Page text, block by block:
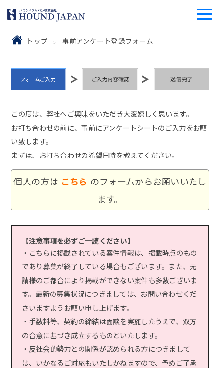
トップ 事前アンケート登録フォーム
この度は、弊社へご興味をいただき大変嬉しく思います。
お打ち合わせの前に、事前にアンケートシートのご入力をお願
い致します。
まずは、お打ち合わせの希望日時を教えてください。
個人の方は こちら のフォームからお願いいたし
ます。
【注意事項を必ずご一読ください】
・こちらに掲載されている案件情報は、掲載時点のもの
であり募集が終了している場合もございます。また、元
請様のご都合により掲載ができない案件も多数ございま
す。最新の募集状況につきましては、お問い合わせくだ
さいますようお願い申し上げます。
・手数料等、契約の締結は面談を実施したうえで、双方
の合意に基づき成立するものといたします。
・反社会的勢力との関係が認められる方につきまして
は、いかなるご対応もいたしかねますので、予めご了承